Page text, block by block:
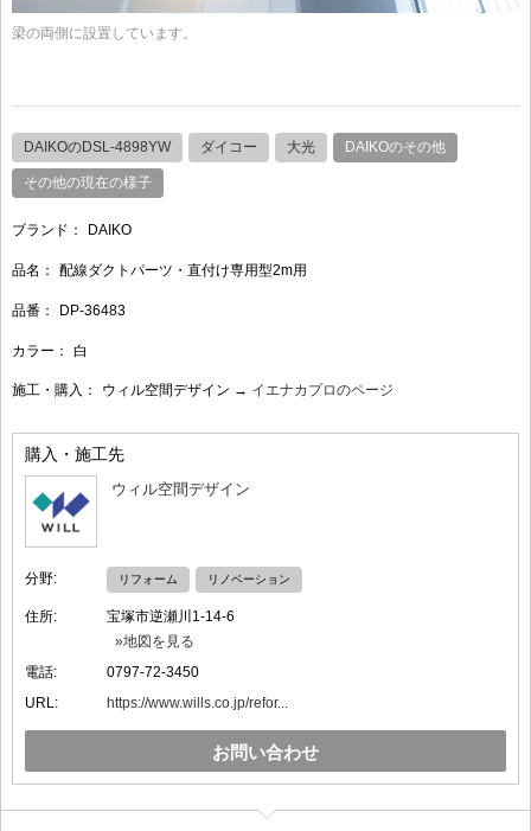
梁の両側に設置しています。
DAIKOのDSL-4898YW ダイコー 大光 DAIKOのその他
その他の現在の様子
ブランド： DAIKO
品名： 配線ダクトパーツ・直付け専用型2m用
品番： DP-36483
カラー： 白
施工・購入： ウィル空間デザイン → イエナカプロのページ
購入・施工先
ウィル空間デザイン
分野: リフォーム リノベーション
住所:
宝塚市逆瀬川1-14-6
»地図を見る
電話:
0797-72-3450
URL:
https://www.wills.co.jp/refor...
お問い合わせ